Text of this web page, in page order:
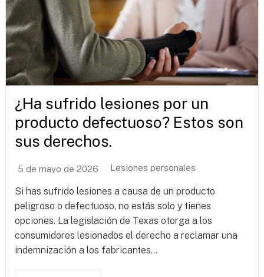
¿Ha sufrido lesiones por un
producto defectuoso? Estos son
sus derechos.
5 de mayo de 2026 Lesiones personales
Si has sufrido lesiones a causa de un producto
peligroso o defectuoso, no estás solo y tienes
opciones. La legislación de Texas otorga a los
consumidores lesionados el derecho a reclamar una
indemnización a los fabricantes...